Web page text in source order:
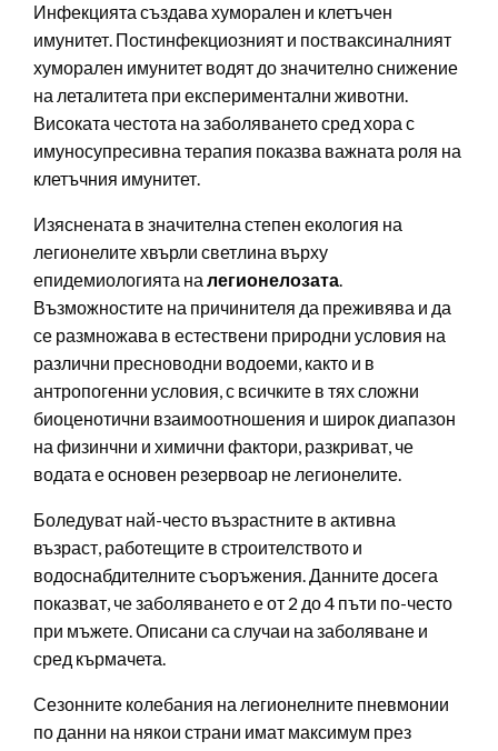
Инфекцията създава хуморален и клетъчен
имунитет. Постинфекциозният и постваксиналният
хуморален имунитет водят до значително снижение
на леталитета при експериментални животни.
Високата честота на заболяването сред хора с
имуносупресивна терапия показва важната роля на
клетъчния имунитет.
Изяснената в значителна степен екология на
легионелите хвърли светлина върху
епидемиологията на легионелозата.
Възможностите на причинителя да преживява и да
се размножава в естествени природни условия на
различни пресноводни водоеми, както и в
антропогенни условия, с всичките в тях сложни
биоценотични взаимоотношения и широк диапазон
на физинчни и химични фактори, разкриват, че
водата е основен резервоар не легионелите.
Боледуват най-често възрастните в активна
възраст, работещите в строителството и
водоснабдителните съоръжения. Данните досега
показват, че заболяването е от 2 до 4 пъти по-често
при мъжете. Описани са случаи на заболяване и
сред кърмачета.
Сезонните колебания на легионелните пневмонии
по данни на някои страни имат максимум през